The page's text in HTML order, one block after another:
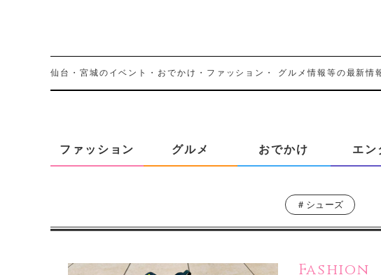
仙台・宮城のイベント・おでかけ・ファッション・ グルメ情報等の最新情
ファッション グルメ おでかけ エン
＃シューズ
Fashion